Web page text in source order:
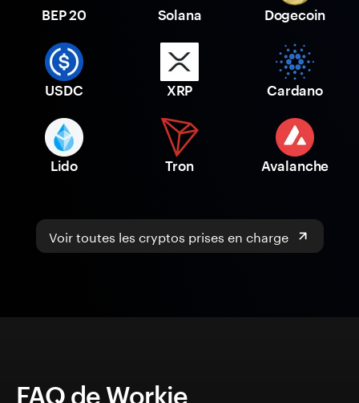
BEP 20 Solana Dogecoin
USDC XRP Cardano
Lido Tron Avalanche
Voir toutes les cryptos prises en charge
FAQ de Workie